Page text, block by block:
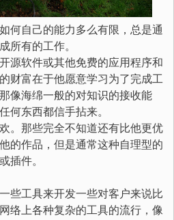
何自己的能力多么有限，总是通
所有的工作。
源软件或其他免费的应用程序和
财富在于他愿意学习为了完成工
像海绵一般的对知识的接收能
何东西都信手拈来。
。那些完全不知道还有比他更优
的作品，但是通常这种自理型的
插件。
些工具来开发一些对客户来说比
络上各种复杂的工具的流行，像